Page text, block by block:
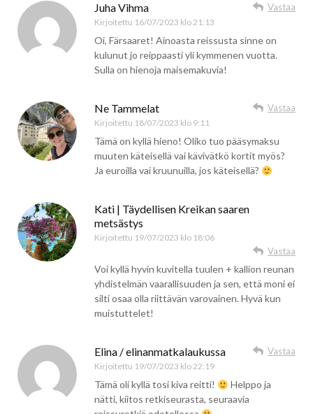
Juha Vihma
Kirjoitettu 16/07/2023 klo 21:13
Vastaa
Oi, Färsaaret! Ainoasta reissusta sinne on
kulunut jo reippaasti yli kymmenen vuotta.
Sulla on hienoja maisemakuvia!
Ne Tammelat
Kirjoitettu 18/07/2023 klo 9:11
Vastaa
Tämä on kyllä hieno! Oliko tuo pääsymaksu
muuten käteisellä vai kävivätkö kortit myös?
Ja euroilla vai kruunuilla, jos käteisellä?
Kati | Täydellisen Kreikan saaren
metsästys
Kirjoitettu 19/07/2023 klo 18:06
Vastaa
Voi kyllä hyvin kuvitella tuulen + kallion reunan
yhdistelmän vaarallisuuden ja sen, että moni ei
silti osaa olla riittävän varovainen. Hyvä kun
muistuttelet!
Elina / elinanmatkalaukussa
Kirjoitettu 19/07/2023 klo 22:19
Vastaa
Tämä oli kyllä tosi kiva reitti!
Helppo ja
nätti, kiitos retkiseurasta, seuraavia